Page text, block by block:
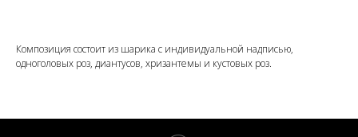
Композиция состоит из шарика с индивидуальной надписью,
одноголовых роз, диантусов, хризантемы и кустовых роз.